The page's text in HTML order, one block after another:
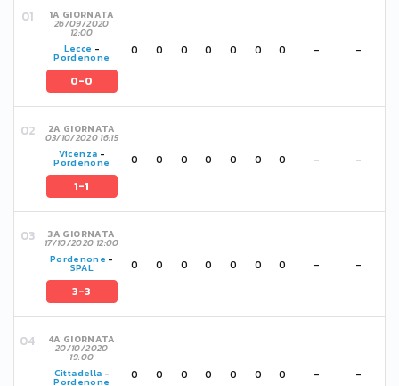
1A GIORNATA
26/09/2020
12:00
Lecce -
Pordenone
0-0
0 0 0 0 0 0 0 - -
2A GIORNATA
03/10/2020 16:15
Vicenza -
Pordenone
1-1
0 0 0 0 0 0 0 - -
3A GIORNATA
17/10/2020 12:00
Pordenone -
SPAL
3-3
0 0 0 0 0 0 0 - -
4A GIORNATA
20/10/2020
19:00
Cittadella -
Pordenone 0 0 0 0 0 0 0 - -